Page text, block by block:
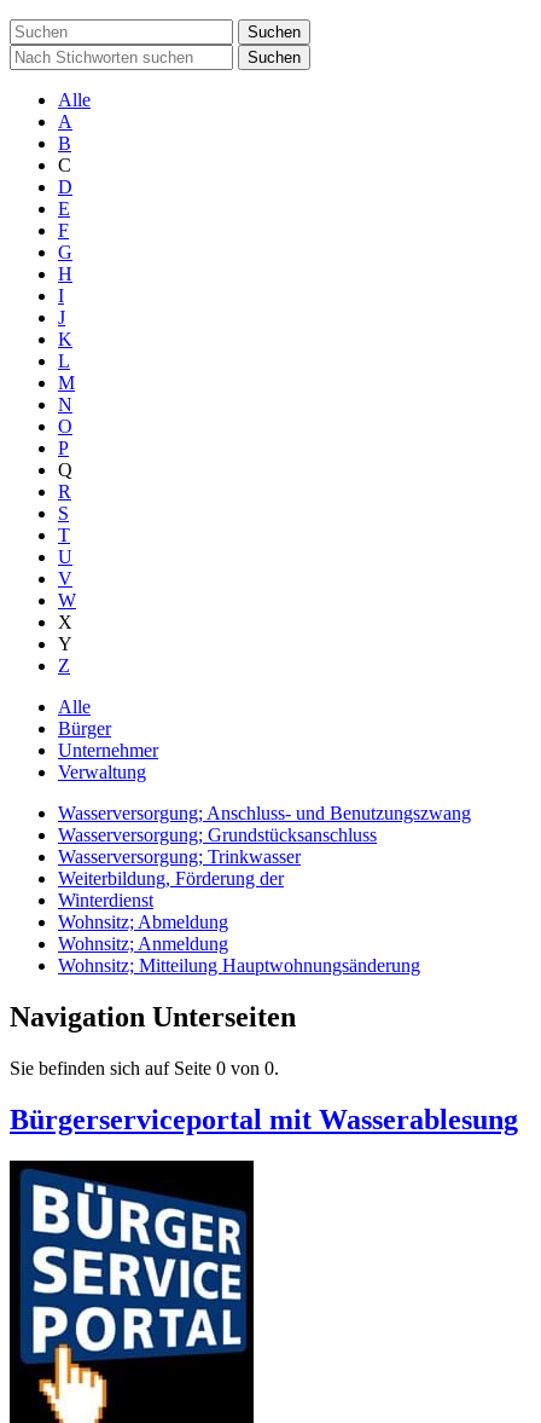
Suchen
Suchen
Alle
A
B
C
D
E
F
G
H
I
J
K
L
M
N
O
P
Q
R
S
T
U
V
W
X
Y
Z
Alle
Bürger
Unternehmer
Verwaltung
Wasserversorgung; Anschluss- und Benutzungszwang
Wasserversorgung; Grundstücksanschluss
Wasserversorgung; Trinkwasser
Weiterbildung, Förderung der
Winterdienst
Wohnsitz; Abmeldung
Wohnsitz; Anmeldung
Wohnsitz; Mitteilung Hauptwohnungsänderung
Navigation Unterseiten
Sie befinden sich auf Seite 0 von 0.
Bürgerserviceportal mit Wasserablesung